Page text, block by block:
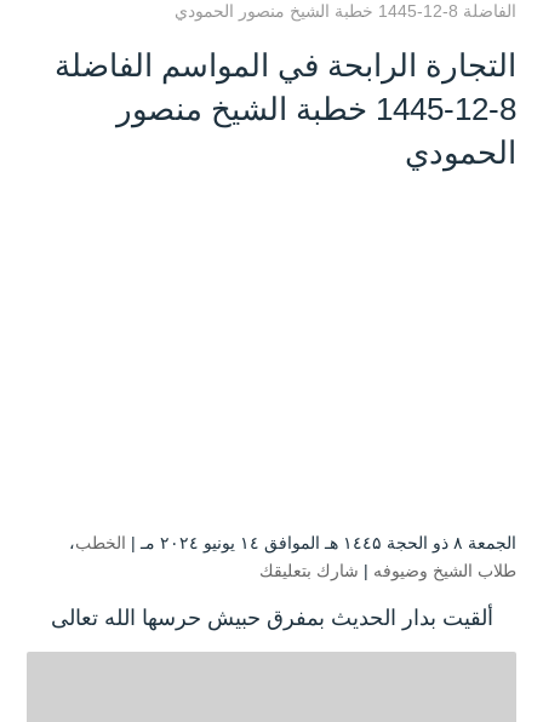
الفاضلة 8-12-1445 خطبة الشيخ منصور الحمودي
التجارة الرابحة في المواسم الفاضلة
8-12-1445 خطبة الشيخ منصور
الحمودي
الجمعة ۸ ذو الحجة ۱٤٤۵ هـ الموافق ۱٤ يونيو ۲۰۲٤ مـ | الخطب،
طلاب الشيخ وضيوفه | شارك بتعليقك
ألقيت بدار الحديث بمفرق حبيش حرسها الله تعالى